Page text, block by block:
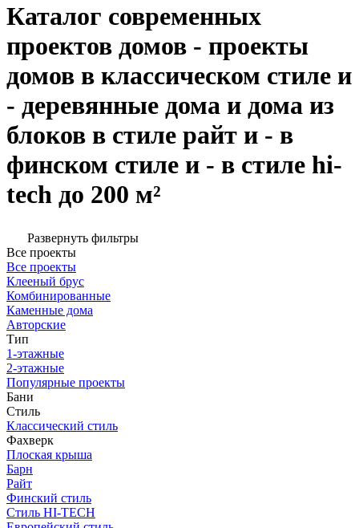
Каталог современных
проектов домов - проекты
домов в классическом стиле и
- деревянные дома и дома из
блоков в стиле райт и - в
финском стиле и - в стиле hi-
tech до 200 м²
Развернуть фильтры
Все проекты
Все проекты
Клееный брус
Комбинированные
Каменные дома
Авторские
Тип
1-этажные
2-этажные
Популярные проекты
Бани
Стиль
Классический стиль
Фахверк
Плоская крыша
Барн
Райт
Финский стиль
Стиль HI-TECH